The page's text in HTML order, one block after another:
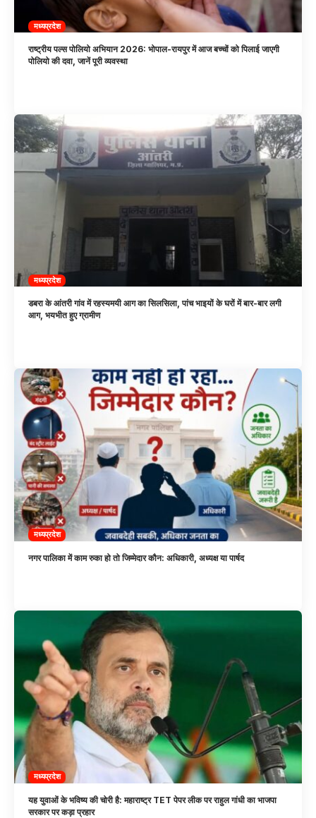
मध्यप्रदेश
राष्ट्रीय पल्स पोलियो अभियान 2026: भोपाल-रायपुर में आज बच्चों को पिलाई जाएगी
पोलियो की दवा, जानें पूरी व्यवस्था
मध्यप्रदेश
डबरा के आंतरी गांव में रहस्यमयी आग का सिलसिला, पांच भाइयों के घरों में बार-बार लगी
आग, भयभीत हुए ग्रामीण
मध्यप्रदेश
नगर पालिका में काम रुका हो तो जिम्मेदार कौन: अधिकारी, अध्यक्ष या पार्षद
मध्यप्रदेश
यह युवाओं के भविष्य की चोरी है: महाराष्ट्र TET पेपर लीक पर राहुल गांधी का भाजपा
सरकार पर कड़ा प्रहार